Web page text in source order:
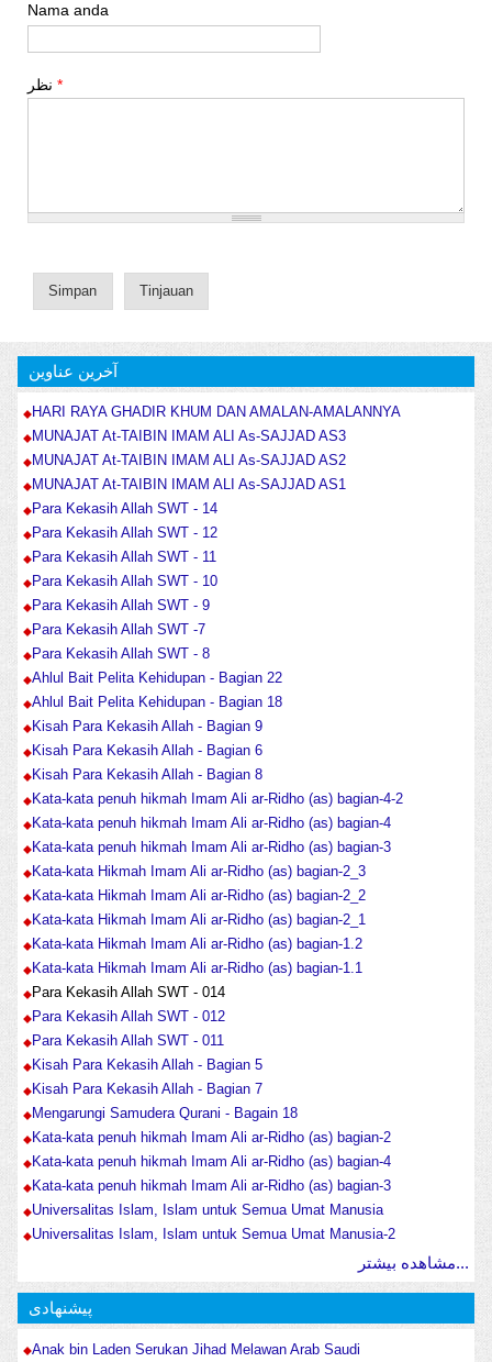
Nama anda
*
آخرین عناوین
HARI RAYA GHADIR KHUM DAN AMALAN-AMALANNYA
MUNAJAT At-TAIBIN IMAM ALI As-SAJJAD AS3
MUNAJAT At-TAIBIN IMAM ALI As-SAJJAD AS2
MUNAJAT At-TAIBIN IMAM ALI As-SAJJAD AS1
Para Kekasih Allah SWT - 14
Para Kekasih Allah SWT - 12
Para Kekasih Allah SWT - 11
Para Kekasih Allah SWT - 10
Para Kekasih Allah SWT - 9
Para Kekasih Allah SWT -7
Para Kekasih Allah SWT - 8
Ahlul Bait Pelita Kehidupan - Bagian 22
Ahlul Bait Pelita Kehidupan - Bagian 18
Kisah Para Kekasih Allah - Bagian 9
Kisah Para Kekasih Allah - Bagian 6
Kisah Para Kekasih Allah - Bagian 8
Kata-kata penuh hikmah Imam Ali ar-Ridho (as) bagian-4-2
Kata-kata penuh hikmah Imam Ali ar-Ridho (as) bagian-4
Kata-kata penuh hikmah Imam Ali ar-Ridho (as) bagian-3
Kata-kata Hikmah Imam Ali ar-Ridho (as) bagian-2_3
Kata-kata Hikmah Imam Ali ar-Ridho (as) bagian-2_2
Kata-kata Hikmah Imam Ali ar-Ridho (as) bagian-2_1
Kata-kata Hikmah Imam Ali ar-Ridho (as) bagian-1.2
Kata-kata Hikmah Imam Ali ar-Ridho (as) bagian-1.1
Para Kekasih Allah SWT - 014
Para Kekasih Allah SWT - 012
Para Kekasih Allah SWT - 011
Kisah Para Kekasih Allah - Bagian 5
Kisah Para Kekasih Allah - Bagian 7
Mengarungi Samudera Qurani - Bagain 18
Kata-kata penuh hikmah Imam Ali ar-Ridho (as) bagian-2
Kata-kata penuh hikmah Imam Ali ar-Ridho (as) bagian-4
Kata-kata penuh hikmah Imam Ali ar-Ridho (as) bagian-3
Universalitas Islam, Islam untuk Semua Umat Manusia
Universalitas Islam, Islam untuk Semua Umat Manusia-2
مشاهده بیشتر...
پیشنهادی
Anak bin Laden Serukan Jihad Melawan Arab Saudi